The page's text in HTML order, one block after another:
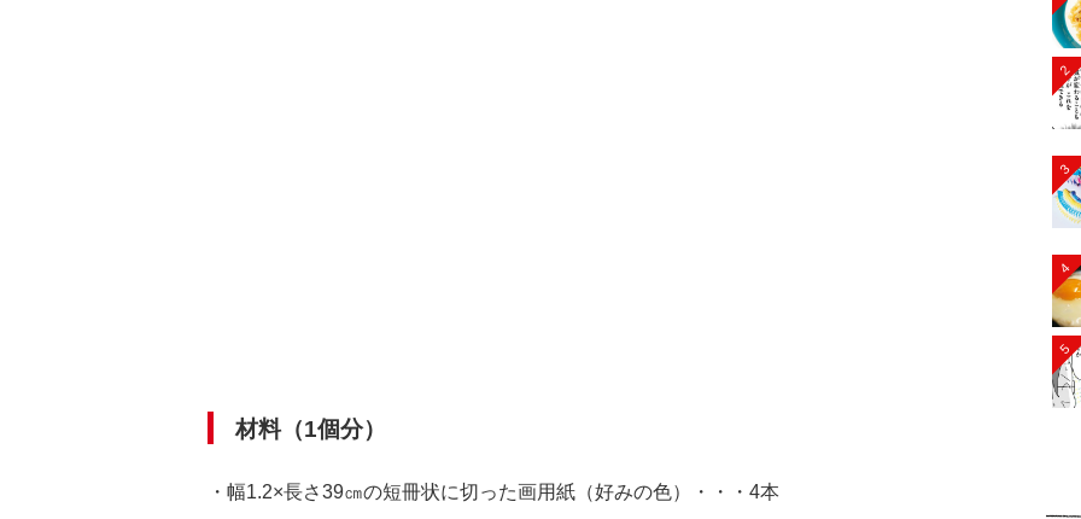
材料（1個分）
・幅1.2×長さ39㎝の短冊状に切った画用紙（好みの色）・・・4本
2
3
4
5